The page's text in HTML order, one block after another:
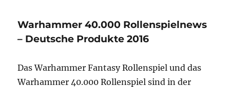
Warhammer 40.000 Rollenspielnews
– Deutsche Produkte 2016
Das Warhammer Fantasy Rollenspiel und das
Warhammer 40.000 Rollenspiel sind in der